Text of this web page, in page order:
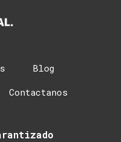
Blog
Contactanos